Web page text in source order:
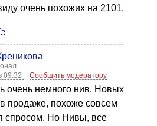
очень похожих на 2101.
09:32
Сообщить модератору
очень немного нив. Новых
продаже, похоже совсем
спросом. Но Нивы, все